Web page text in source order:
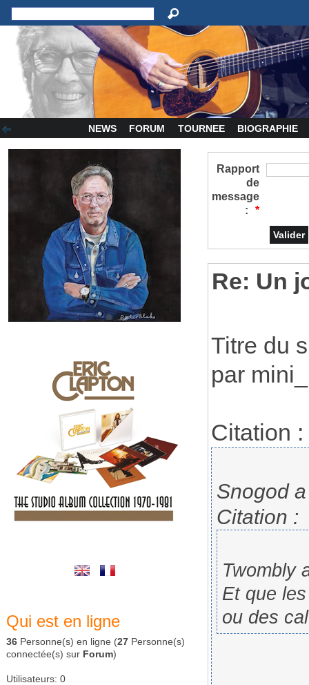
NEWS FORUM TOURNEE BIOGRAPHIE
Qui est en ligne
36 Personne(s) en ligne (27 Personne(s)
connectée(s) sur Forum)
Utilisateurs: 0
Rapport
de
message
:
*
Re: Un
Titre du
par
Citation :
Snogod
Citation :
Twombly
Et que
ou des